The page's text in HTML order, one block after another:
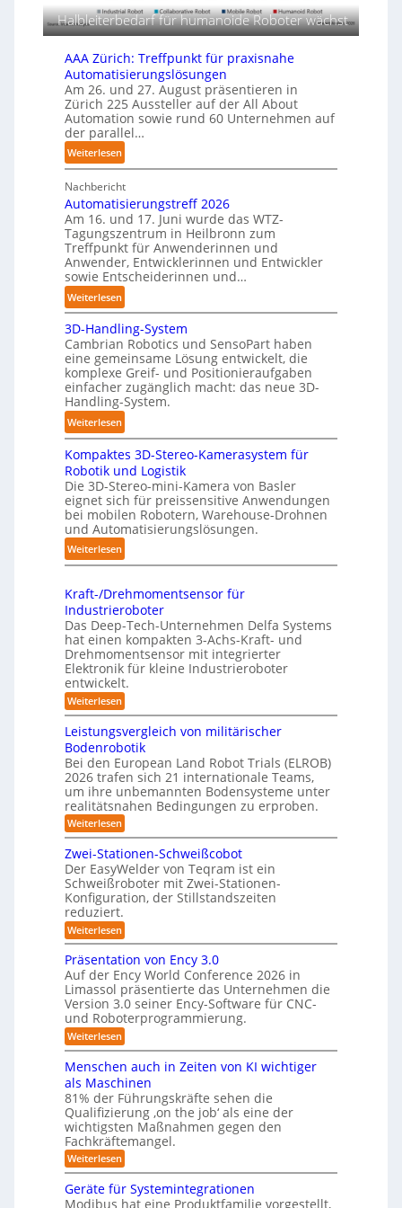
r
t
g
u
n
g
r
f
ü
T
a
u
c
h
r
o
b
o
t
e
r
s
c
i
n
e
n
p
e
r
b
o
t
Halbleiterbedarf für humanoide Roboter wächst
AAA Zürich: Treffpunkt für praxisnahe
Automatisierungslösungen
Am 26. und 27. August präsentieren in
Zürich 225 Aussteller auf der All About
Automation sowie rund 60 Unternehmen auf
der parallel…
Weiterlesen:
A
A
A
Z
ü
r
i
c
h
:
T
r
e
f
p
u
n
k
t
f
ü
p
a
x
i
n
a
h
e
A
u
t
o
m
a
t
i
s
i
e
r
u
n
g
s
l
ö
s
n
g
e
n
Nachbericht
Automatisierungstreff 2026
Am 16. und 17. Juni wurde das WTZ-
Tagungszentrum in Heilbronn zum
Treffpunkt für Anwenderinnen und
Anwender, Entwicklerinnen und Entwickler
sowie Entscheiderinnen und…
Weiterlesen:
A
u
t
o
m
a
t
i
s
i
e
r
u
n
g
s
r
e
f
2
0
2
3D-Handling-System
Cambrian Robotics und SensoPart haben
eine gemeinsame Lösung entwickelt, die
komplexe Greif- und Positionieraufgaben
einfacher zugänglich macht: das neue 3D-
Handling-System.
Weiterlesen:
3
D
-
H
a
n
d
l
n
g
-
S
y
s
t
e
m
Kompaktes 3D-Stereo-Kamerasystem für
Robotik und Logistik
Die 3D-Stereo-mini-Kamera von Basler
eignet sich für preissensitive Anwendungen
bei mobilen Robotern, Warehouse-Drohnen
und Automatisierungslösungen.
Weiterlesen:
K
m
p
a
k
t
e
s
3
D
-
S
t
e
r
e
o
-
K
a
m
e
r
a
s
y
s
t
m
f
ü
r
R
o
o
Kraft-/Drehmomentsensor für
Industrieroboter
Das Deep-Tech-Unternehmen Delfa Systems
hat einen kompakten 3-Achs-Kraft- und
Drehmomentsensor mit integrierter
Elektronik für kleine Industrieroboter
entwickelt.
Weiterlesen:
K
a
f
t
-
/
D
r
e
h
m
o
m
e
n
t
s
e
s
o
r
f
ü
r
I
n
d
u
s
t
r
i
e
r
o
b
o
t
Leistungsvergleich von militärischer
Bodenrobotik
Bei den European Land Robot Trials (ELROB)
2026 trafen sich 21 internationale Teams,
um ihre unbemannten Bodensysteme unter
realitätsnahen Bedingungen zu erproben.
Weiterlesen:
L
e
i
s
t
u
g
s
v
e
r
g
l
e
i
c
h
v
o
n
m
i
l
i
t
ä
r
i
s
Zwei-Stationen-Schweißcobot
Der EasyWelder von Teqram ist ein
Schweißroboter mit Zwei-Stationen-
Konfiguration, der Stillstandszeiten
reduziert.
Weiterlesen:
Z
w
e
i
-
S
t
a
t
i
o
n
e
n
-
S
c
h
w
i
Präsentation von Ency 3.0
Auf der Ency World Conference 2026 in
Limassol präsentierte das Unternehmen die
Version 3.0 seiner Ency-Software für CNC-
und Roboterprogrammierung.
Weiterlesen:
P
ä
s
e
n
t
a
t
i
o
n
v
Menschen auch in Zeiten von KI wichtiger
als Maschinen
81% der Führungskräfte sehen die
Qualifizierung ‚on the job‘ als eine der
wichtigsten Maßnahmen gegen den
Fachkräftemangel.
Weiterlesen:
M
n
Geräte für Systemintegrationen
Modibus hat eine Produktfamilie vorgestellt,